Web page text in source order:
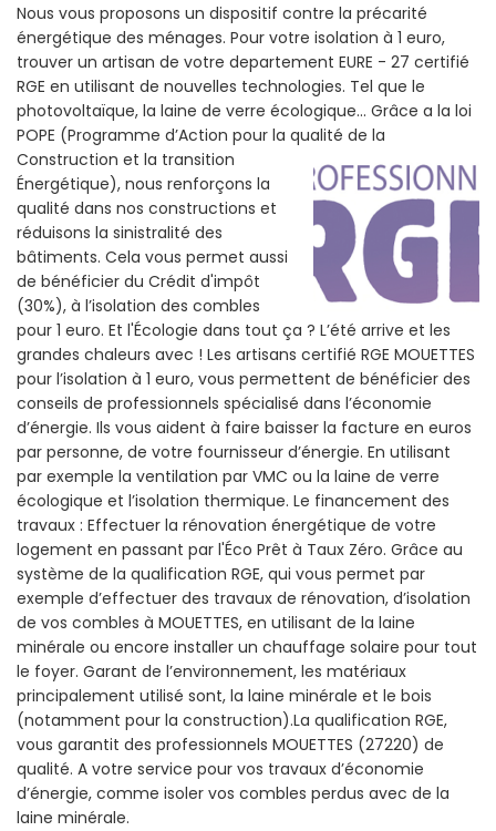
Nous vous proposons un dispositif contre la précarité
énergétique des ménages. Pour votre isolation à 1 euro,
trouver un artisan de votre departement EURE - 27 certifié
RGE en utilisant de nouvelles technologies. Tel que le
photovoltaïque, la laine de verre écologique... Grâce a la loi
POPE (Programme d’Action pour la qualité de la
Construction et la transition
Énergétique), nous renforçons la
qualité dans nos constructions et
réduisons la sinistralité des
bâtiments. Cela vous permet aussi
de bénéficier du Crédit d'impôt
(30%), à l’isolation des combles
pour 1 euro. Et l'Écologie dans tout ça ? L’été arrive et les
grandes chaleurs avec ! Les artisans certifié RGE MOUETTES
pour l’isolation à 1 euro, vous permettent de bénéficier des
conseils de professionnels spécialisé dans l’économie
d’énergie. Ils vous aident à faire baisser la facture en euros
par personne, de votre fournisseur d’énergie. En utilisant
par exemple la ventilation par VMC ou la laine de verre
écologique et l’isolation thermique. Le financement des
travaux : Effectuer la rénovation énergétique de votre
logement en passant par l'Éco Prêt à Taux Zéro. Grâce au
système de la qualification RGE, qui vous permet par
exemple d’effectuer des travaux de rénovation, d’isolation
de vos combles à MOUETTES, en utilisant de la laine
minérale ou encore installer un chauffage solaire pour tout
le foyer. Garant de l’environnement, les matériaux
principalement utilisé sont, la laine minérale et le bois
(notamment pour la construction).La qualification RGE,
vous garantit des professionnels MOUETTES (27220) de
qualité. A votre service pour vos travaux d’économie
d’énergie, comme isoler vos combles perdus avec de la
laine minérale.